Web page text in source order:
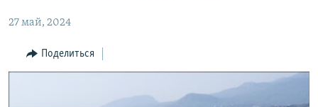
главной
Вернутся
НАСТОЯЩЕЕ ВРЕМЯ
МИГРАНТ МЕДИА
27 май, 2024
Поделиться